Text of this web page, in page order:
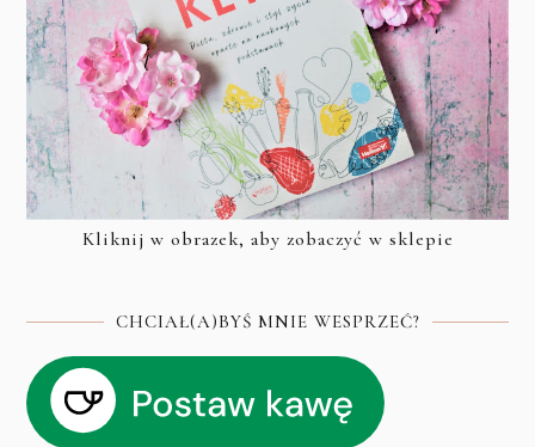
Kliknij w obrazek, aby zobaczyć w sklepie
CHCIAŁ(A)BYŚ MNIE WESPRZEĆ?